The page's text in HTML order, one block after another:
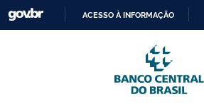
Skip to main content
PARA
O
CONTEÚDO
ACESSO À INFORMAÇÃO